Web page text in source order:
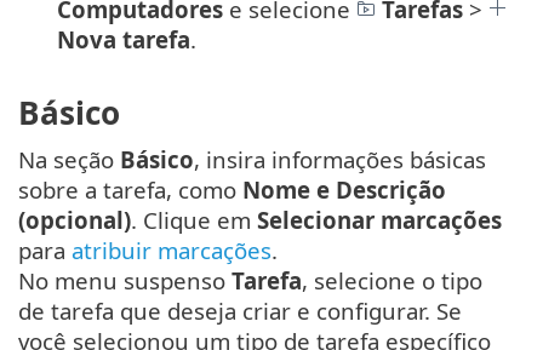
Computadores e selecione Tarefas >
Nova tarefa.
Básico
Na seção Básico, insira informações básicas
sobre a tarefa, como Nome e Descrição
(opcional). Clique em Selecionar marcações
para atribuir marcações.
No menu suspenso Tarefa, selecione o tipo
de tarefa que deseja criar e configurar. Se
você selecionou um tipo de tarefa específico